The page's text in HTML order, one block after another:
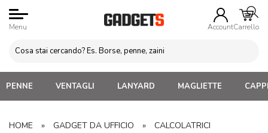
Menu AccountCarrello
PENNE VENTAGLI LANYARD MAGLIETTE
HOME » GADGET DA UFFICIO »
CALCOLATRICI